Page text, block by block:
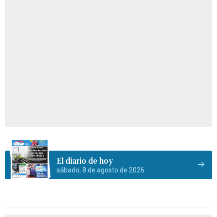
El diario de hoy
sábado, 8 de agosto de 2026